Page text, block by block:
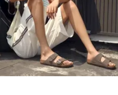
123